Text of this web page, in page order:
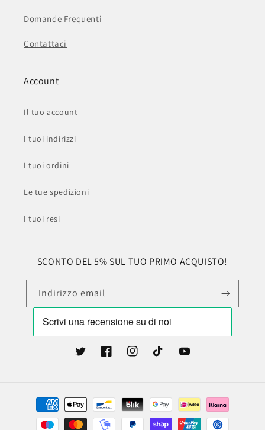
Domande Frequenti
Contattaci
Account
Il tuo account
I tuoi indirizzi
I tuoi ordini
Le tue spedizioni
I tuoi resi
SCONTO DEL 5% SUL TUO PRIMO ACQUISTO!
Indirizzo email
TwitterFacebookInstagramTikTok YouTube
Metodi